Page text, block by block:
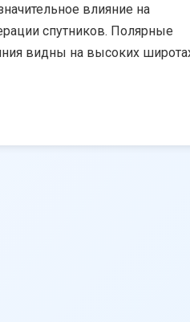
влияние на
спутников. Полярные
видны на высоких